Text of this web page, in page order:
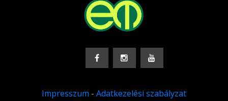
Impresszum - Adatkezelési szabályzat